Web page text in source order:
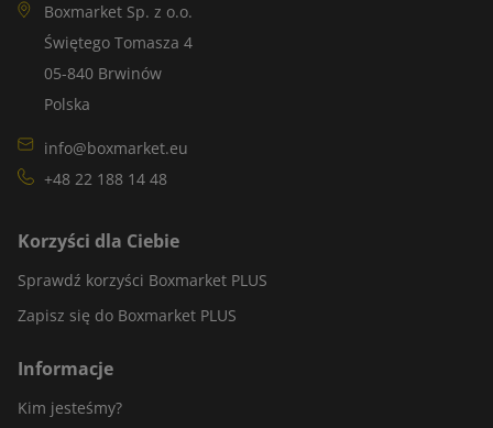
Boxmarket Sp. z o.o.
Świętego Tomasza 4
05-840 Brwinów
Polska
info@boxmarket.eu
+48 22 188 14 48
Korzyści dla Ciebie
Sprawdź korzyści Boxmarket PLUS
Zapisz się do Boxmarket PLUS
Informacje
Kim jesteśmy?